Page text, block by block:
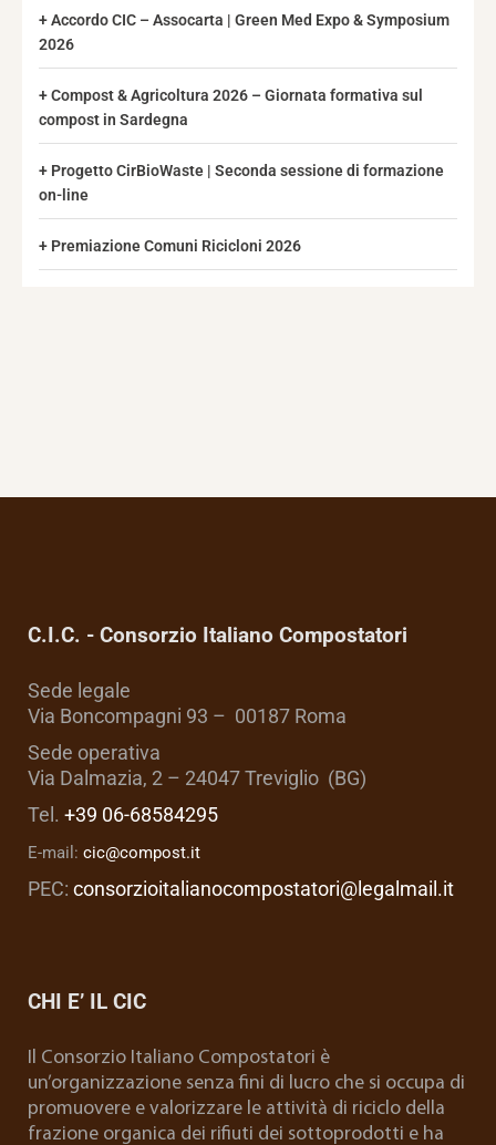
Accordo CIC – Assocarta | Green Med Expo & Symposium
2026
Compost & Agricoltura 2026 – Giornata formativa sul
compost in Sardegna
Progetto CirBioWaste | Seconda sessione di formazione
on-line
Premiazione Comuni Ricicloni 2026
C.I.C. - Consorzio Italiano Compostatori
Sede legale
Via Boncompagni 93 – 00187 Roma
Sede operativa
Via Dalmazia, 2 – 24047 Treviglio (BG)
Tel. +39 06-68584295
E-mail: cic@compost.it
PEC: consorzioitalianocompostatori@legalmail.it
CHI E’ IL CIC
Il Consorzio Italiano Compostatori è
un’organizzazione senza fini di lucro che si occupa di
promuovere e valorizzare le attività di riciclo della
frazione organica dei rifiuti dei sottoprodotti e ha